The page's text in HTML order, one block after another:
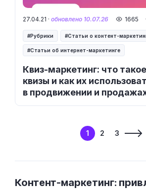
Квиз-маркетинг: что такое
квизы и как их
в продвижении и
27.04.21 · обновлено 10.07.26 1665
Рубрики Статьи о контент-
Статьи об интернет-маркетинге
1 2 3
Контент-маркетинг: